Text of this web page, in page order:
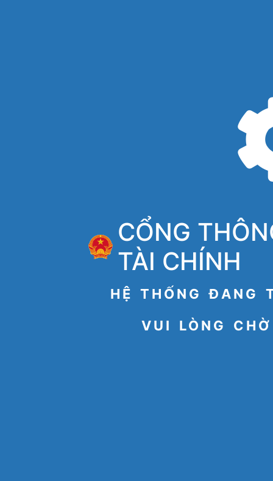
CỔNG
TÀI CHÍNH
HỆ THỐNG ĐANG
VUI LÒNG